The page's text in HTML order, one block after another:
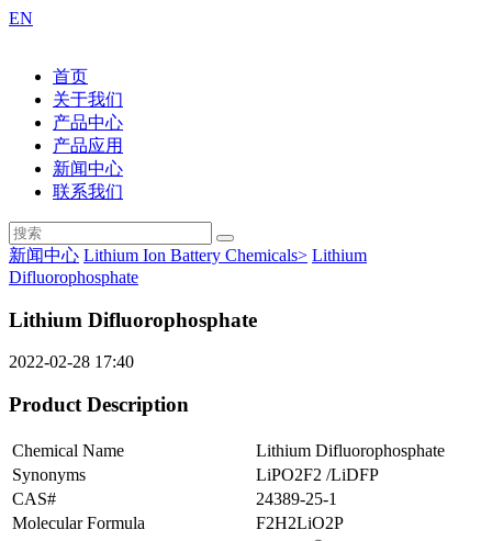
EN
首页
关于我们
产品中心
产品应用
新闻中心
联系我们
新闻中心 Lithium Ion Battery Chemicals> Lithium
Difluorophosphate
Lithium Difluorophosphate
2022-02-28 17:40
Product Description
Chemical Name
Lithium Difluorophosphate
Synonyms
LiPO2F2 /LiDFP
CAS#
24389-25-1
Molecular Formula
F2H2LiO2P